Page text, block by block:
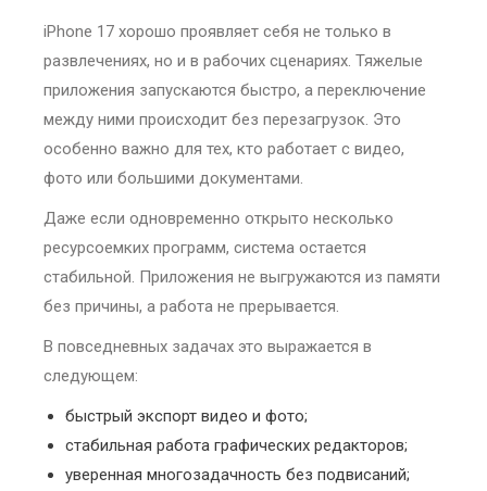
iPhone 17 хорошо проявляет себя не только в
развлечениях, но и в рабочих сценариях. Тяжелые
приложения запускаются быстро, а переключение
между ними происходит без перезагрузок. Это
особенно важно для тех, кто работает с видео,
фото или большими документами.
Даже если одновременно открыто несколько
ресурсоемких программ, система остается
стабильной. Приложения не выгружаются из памяти
без причины, а работа не прерывается.
В повседневных задачах это выражается в
следующем:
быстрый экспорт видео и фото;
стабильная работа графических редакторов;
уверенная многозадачность без подвисаний;